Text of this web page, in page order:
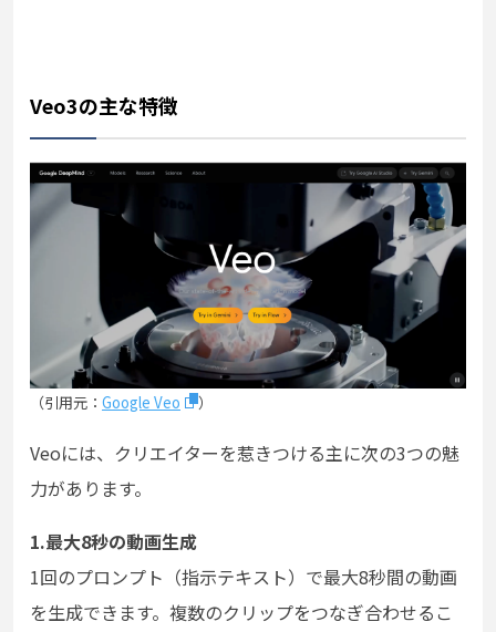
Veo3の主な特徴
（引用元： Google Veo ）
Veoには、クリエイターを惹きつける主に次の3つの魅
力があります。
1.最大8秒の動画生成
1回のプロンプト（指示テキスト）で最大8秒間の動画
を生成できます。複数のクリップをつなぎ合わせるこ